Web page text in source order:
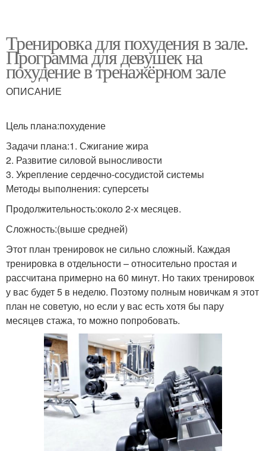
Тренировка для похудения в зале.
Программа для девушек на
похудение в тренажёрном зале
ОПИСАНИЕ
Цель плана:похудение
Задачи плана:1. Сжигание жира
2. Развитие силовой выносливости
3. Укрепление сердечно-сосудистой системы
Методы выполнения: суперсеты
Продолжительность:около 2-х месяцев.
Сложность:(выше средней)
Этот план тренировок не сильно сложный. Каждая
тренировка в отдельности – относительно простая и
рассчитана примерно на 60 минут. Но таких тренировок
у вас будет 5 в неделю. Поэтому полным новичкам я этот
план не советую, но если у вас есть хотя бы пару
месяцев стажа, то можно попробовать.